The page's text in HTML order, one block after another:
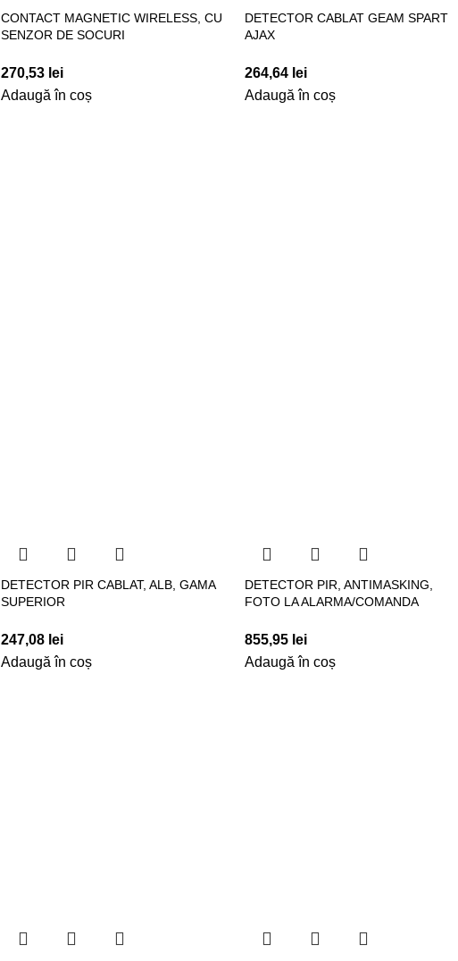
CONTACT MAGNETIC WIRELESS, CU
SENZOR DE SOCURI
270,53 lei
Adaugă în coș
DETECTOR CABLAT GEAM SPART
AJAX
264,64 lei
Adaugă în coș
DETECTOR PIR CABLAT, ALB, GAMA
SUPERIOR
247,08 lei
Adaugă în coș
DETECTOR PIR, ANTIMASKING,
FOTO LA ALARMA/COMANDA
855,95 lei
Adaugă în coș